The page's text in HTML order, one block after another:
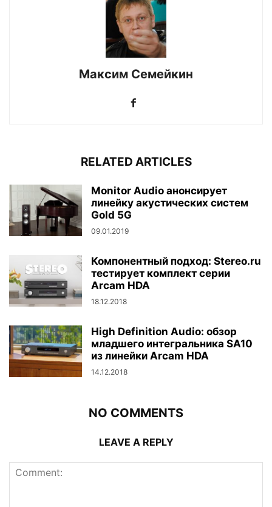
Максим Семейкин
RELATED ARTICLES
Monitor Audio анонсирует
линейку акустических систем
Gold 5G
09.01.2019
Компонентный подход: Stereo.ru
тестирует комплект серии
Arcam HDA
18.12.2018
High Definition Audio: обзор
младшего интегральника SA10
из линейки Arcam HDA
14.12.2018
NO COMMENTS
LEAVE A REPLY